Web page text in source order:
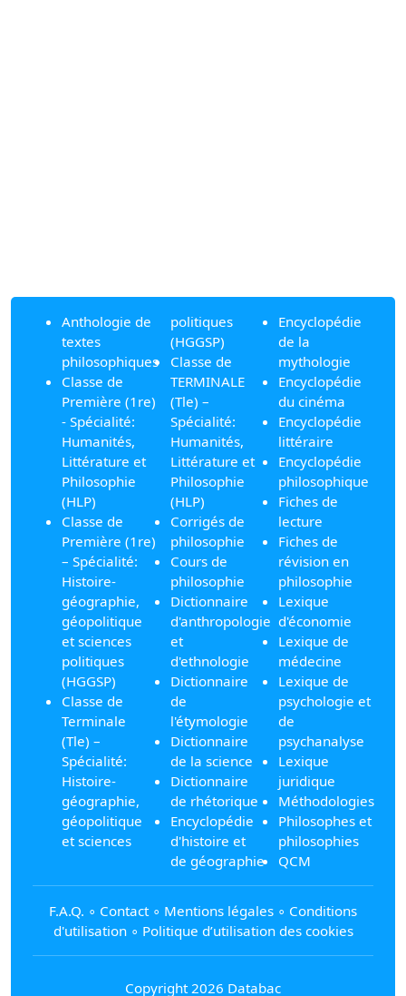
Anthologie de
textes
philosophiques
Classe de
Première (1re)
- Spécialité:
Humanités,
Littérature et
Philosophie
(HLP)
Classe de
Première (1re)
– Spécialité:
Histoire-
géographie,
géopolitique
et sciences
politiques
(HGGSP)
Classe de
Terminale
(Tle) –
Spécialité:
Histoire-
géographie,
géopolitique
et sciences
politiques
(HGGSP)
Classe de
TERMINALE
(Tle) –
Spécialité:
Humanités,
Littérature et
Philosophie
(HLP)
Corrigés de
philosophie
Cours de
philosophie
Dictionnaire
d'anthropologie
et
d'ethnologie
Dictionnaire
de
l'étymologie
Dictionnaire
de la science
Dictionnaire
de rhétorique
Encyclopédie
d'histoire et
de géographie
Encyclopédie
de la
mythologie
Encyclopédie
du cinéma
Encyclopédie
littéraire
Encyclopédie
philosophique
Fiches de
lecture
Fiches de
révision en
philosophie
Lexique
d'économie
Lexique de
médecine
Lexique de
psychologie et
de
psychanalyse
Lexique
juridique
Méthodologies
Philosophes et
philosophies
QCM
F.A.Q. ∘ Contact∘ Mentions légales ∘ Conditions
d'utilisation∘ Politique d’utilisation des cookies
Copyright 2026 Databac